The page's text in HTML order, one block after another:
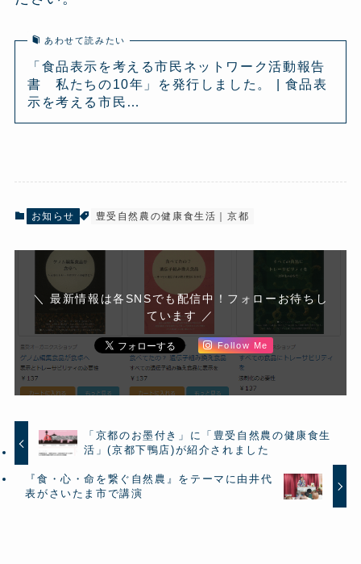
あわせて読みたい
「食品表示を考える市民ネットワーク活動報告
書 私たちの10年」を発行しました。 | 食品表
示を考える市民…
お知らせ 豊受自然農の健康食生活｜京都
＼ 最新情報は各SNSでも配信中！フォローお待ちし
ています ／
Follow Me
「京都のお墨付き」に「豊受自然農の健康食生
活」(京都下鴨店)が紹介されました
『食・心・命を繋ぐ自然農』をテーマに由井代
表がさいたま市で講演